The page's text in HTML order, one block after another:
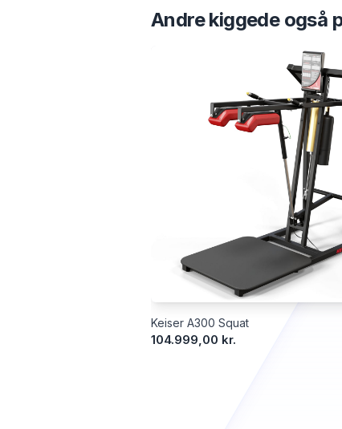
Andre kiggede også
Keiser A300 Squat
104.999,00 kr.